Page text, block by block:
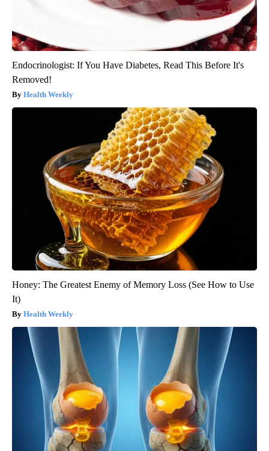
Endocrinologist: If You Have Diabetes, Read This Before It's
Removed!
Health Weekly
Honey: The Greatest Enemy of Memory Loss (See How to Use
It)
Health Weekly